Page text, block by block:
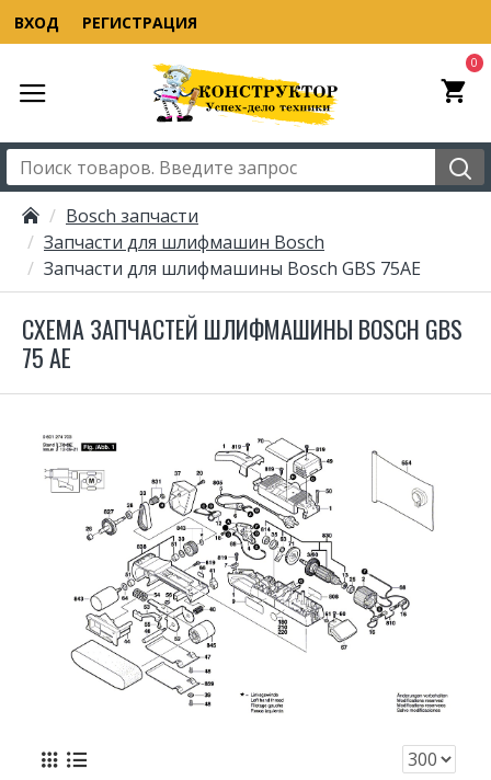
ВХОД РЕГИСТРАЦИЯ
0
Bosch запчасти
Запчасти для шлифмашин Bosch
Запчасти для шлифмашины Bosch GBS 75AE
СХЕМА ЗАПЧАСТЕЙ ШЛИФМАШИНЫ BOSCH GBS
75 AE